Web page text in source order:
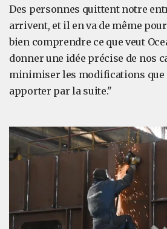
Des personnes quittent notre
arrivent, et il en va de même
bien comprendre ce que veut
donner une idée précise de nos
minimiser les modifications que
apporter par la suite."